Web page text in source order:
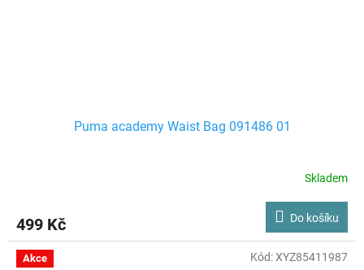
Puma academy Waist Bag 091486 01
Skladem
499 Kč Do košíku
Akce Kód:XYZ85411987